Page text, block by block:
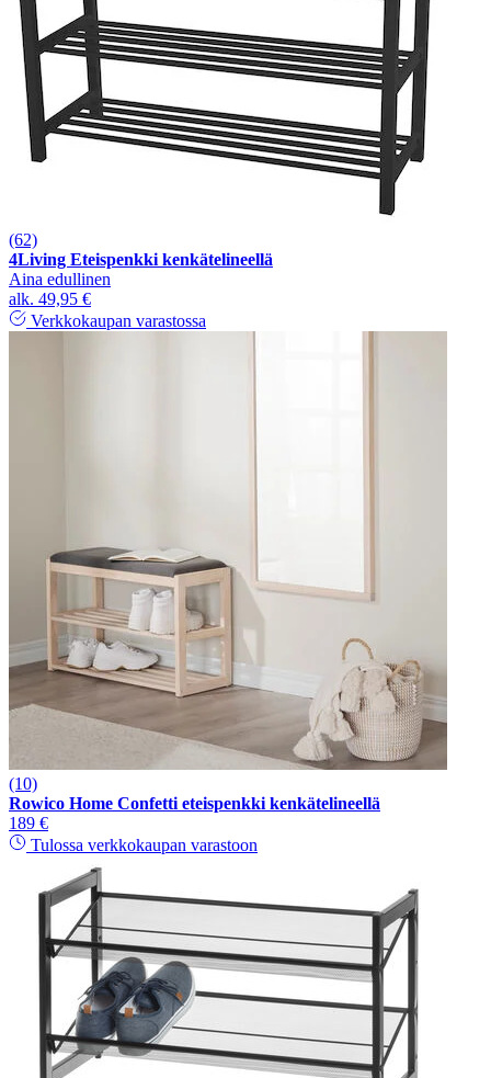
(62)
4Living Eteispenkki kenkätelineellä
Aina edullinen
alk. 49,95 €
Verkkokaupan varastossa
(10)
Rowico Home Confetti eteispenkki kenkätelineellä
189 €
Tulossa verkkokaupan varastoon